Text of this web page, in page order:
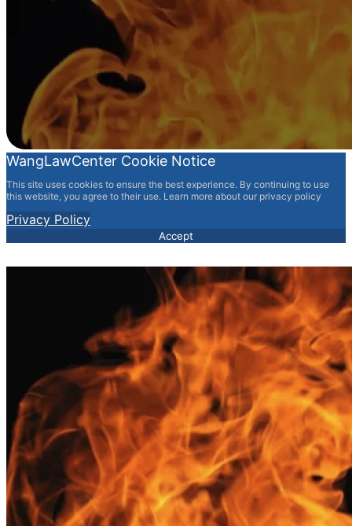
WangLawCenter Cookie Notice
This site uses cookies to ensure the best experience. By continuing to use
this website, you agree to their use. Learn more about our privacy policy
Privacy Policy
Accept